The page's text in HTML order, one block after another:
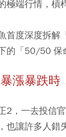
極端行情，槓
首度深度拆解
的「50/50 保
漲暴跌時
2，一去投信
也讓許多人錯